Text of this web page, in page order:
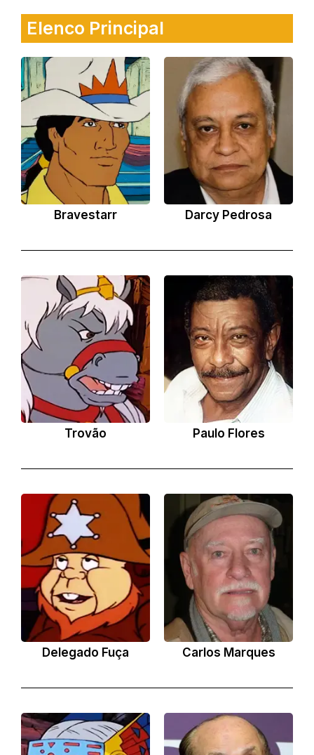
Elenco Principal
Bravestarr Darcy Pedrosa
Trovão Paulo Flores
Delegado Fuça Carlos Marques